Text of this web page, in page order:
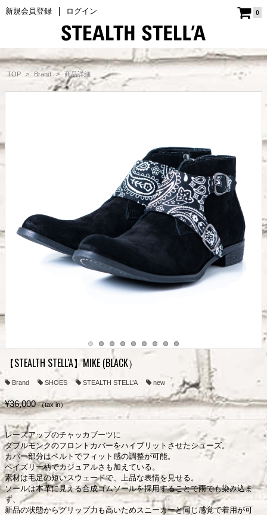
新規会員登録 ログイン 0
TOP Brand 商品詳細
【STEALTH STELL'A】MIKE (BLACK）
Brand SHOES STEALTH STELL’A new
¥36,000（tax in）
レースアップのチャッカブーツに
ダブルモンクのフロントカバーをハイブリットさせたシューズ。
カバー部分はベルトでフィット感の調整が可能。
ペイズリー柄でカジュアルさも加えている。
素材は毛足の短いスウェードで、上品な表情を見せる。
ソールは本革に見える合成ゴムソールを採用することで雨でも染み込ま
ず、
新品の状態からグリップ力も高いためスニーカーと同じ感覚で着用が可